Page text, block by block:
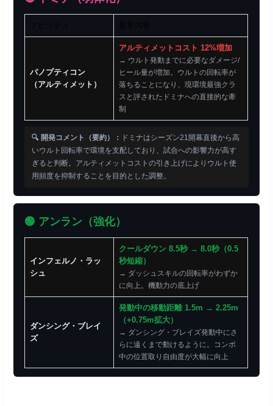
パノプティコン
（アルティメット）
アルティメットコスト 12%増加
→ ウルト発動までに必要なダメージ/
ヒール量が増加。ウルトの回転率が
落ちることになり、現環境最強クラ
スと評されたドミナへの直接的な牽
制
🔍 開発コメント（要約）： ドミナはシーズン21開幕直後から高
いウルト回転率で環境を支配しており、試合への影響力が高す
ぎると判断。アルティメットコストの引き上げによりウルト使
用頻度を抑制することを目的とした調整。
🟢 アンラン（強化）
インフェルノ・ラッ
シュ
クールダウン 8.5秒 → 8.0秒（0.5
秒短縮）
→ ダッシュスキルの回転率がわずか
に向上。機動力の底上げ
ダンシング・ブレイ
ズ
発動中の移動距離 1.5m → 2.25m
（+0.75m拡大）
→ ダンシング・ブレイズ発動中にさ
らに遠くまで動けるように。コンボ
中の位置取り自由度が大幅に向上